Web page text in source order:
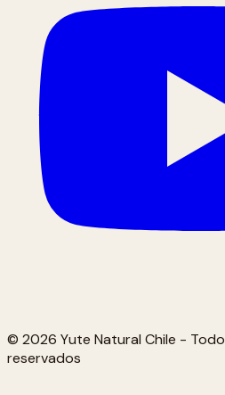
© 2026 Yute Natural Chile -
reservados